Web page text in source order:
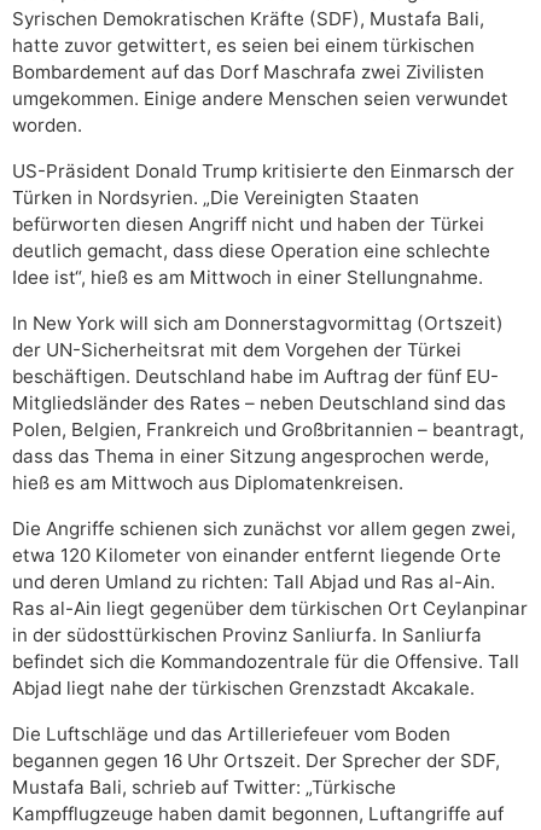
Syrischen Demokratischen Kräfte (SDF), Mustafa Bali,
hatte zuvor getwittert, es seien bei einem türkischen
Bombardement auf das Dorf Maschrafa zwei Zivilisten
umgekommen. Einige andere Menschen seien verwundet
worden.
US-Präsident Donald Trump kritisierte den Einmarsch der
Türken in Nordsyrien. „Die Vereinigten Staaten
befürworten diesen Angriff nicht und haben der Türkei
deutlich gemacht, dass diese Operation eine schlechte
Idee ist“, hieß es am Mittwoch in einer Stellungnahme.
In New York will sich am Donnerstagvormittag (Ortszeit)
der UN-Sicherheitsrat mit dem Vorgehen der Türkei
beschäftigen. Deutschland habe im Auftrag der fünf EU-
Mitgliedsländer des Rates – neben Deutschland sind das
Polen, Belgien, Frankreich und Großbritannien – beantragt,
dass das Thema in einer Sitzung angesprochen werde,
hieß es am Mittwoch aus Diplomatenkreisen.
Die Angriffe schienen sich zunächst vor allem gegen zwei,
etwa 120 Kilometer von einander entfernt liegende Orte
und deren Umland zu richten: Tall Abjad und Ras al-Ain.
Ras al-Ain liegt gegenüber dem türkischen Ort Ceylanpinar
in der südosttürkischen Provinz Sanliurfa. In Sanliurfa
befindet sich die Kommandozentrale für die Offensive. Tall
Abjad liegt nahe der türkischen Grenzstadt Akcakale.
Die Luftschläge und das Artilleriefeuer vom Boden
begannen gegen 16 Uhr Ortszeit. Der Sprecher der SDF,
Mustafa Bali, schrieb auf Twitter: „Türkische
Kampfflugzeuge haben damit begonnen, Luftangriffe auf